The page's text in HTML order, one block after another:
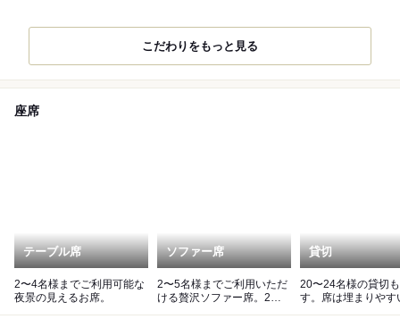
こだわりをもっと見る
座席
テーブル席
2〜4名様までご利用可能な
夜景の見えるお席。
ソファー席
2〜5名様までご利用いただ
ける贅沢ソファー席。2席
貸切
20〜24名様の貸切
す。席は埋まりやす